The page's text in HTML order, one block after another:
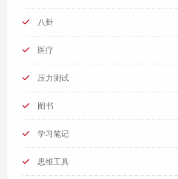
八卦
医疗
压力测试
图书
学习笔记
思维工具